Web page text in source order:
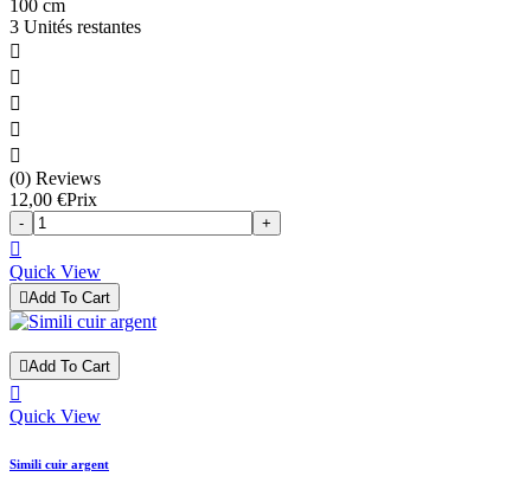
100 cm
3 Unités restantes





(0) Reviews
12,00 €Prix
- +

Quick View
Add To Cart
Add To Cart

Quick View
Simili cuir argent